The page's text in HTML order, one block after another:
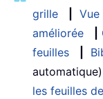
grille
améliorée
feuilles
automatique)
les feuilles